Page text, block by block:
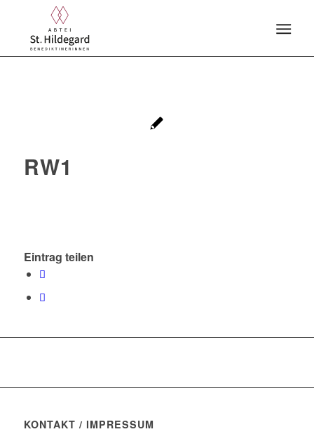
RW1
Eintrag teilen
KONTAKT / IMPRESSUM